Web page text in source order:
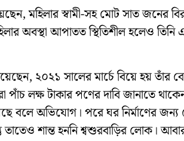
মহিলার স্বামী-সহ মোট সাত জনের
অবস্থা আপাতত স্থিতিশীল হলেও তিনি
২০২১ সালের মার্চে বিয়ে হয় তাঁর
পাঁচ লক্ষ টাকার পণের দাবি জানাতে
বলে অভিযোগ। পরে ঘর নির্মাণের জন্য
তাতেও শান্ত হননি শ্বশুরবাড়ির লোক।